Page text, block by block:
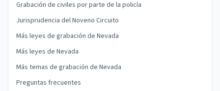
Grabación de civiles por parte de la policía
Jurisprudencia del Noveno Circuito
Más leyes de grabación de Nevada
Más leyes de Nevada
Más temas de grabación de Nevada
Preguntas frecuentes